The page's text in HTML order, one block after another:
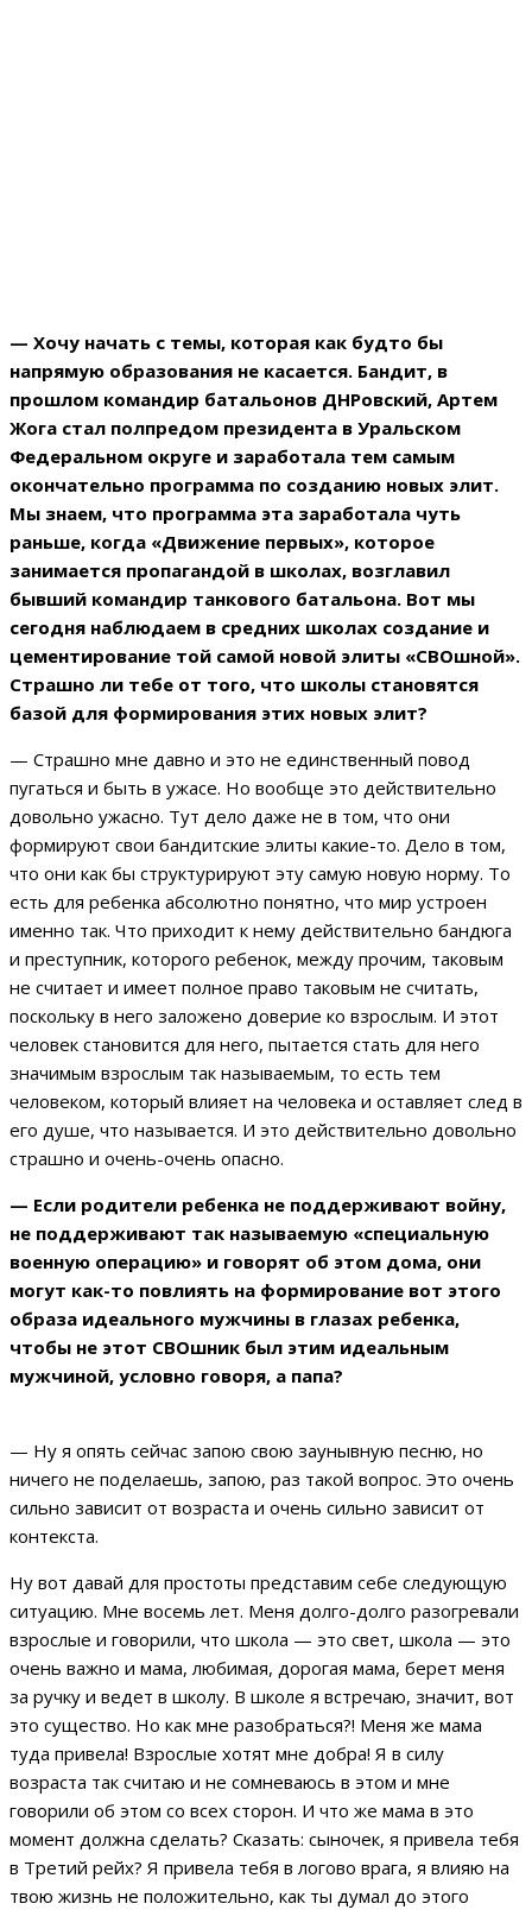
— Хочу начать с темы, которая как будто бы
напрямую образования не касается. Бандит, в
прошлом командир батальонов ДНРовский, Артем
Жога стал полпредом президента в Уральском
Федеральном округе и заработала тем самым
окончательно программа по созданию новых элит.
Мы знаем, что программа эта заработала чуть
раньше, когда «Движение первых», которое
занимается пропагандой в школах, возглавил
бывший командир танкового батальона. Вот мы
сегодня наблюдаем в средних школах создание и
цементирование той самой новой элиты «СВОшной».
Страшно ли тебе от того, что школы становятся
базой для формирования этих новых элит?
— Страшно мне давно и это не единственный повод
пугаться и быть в ужасе. Но вообще это действительно
довольно ужасно. Тут дело даже не в том, что они
формируют свои бандитские элиты какие-то. Дело в том,
что они как бы структурируют эту самую новую норму. То
есть для ребенка абсолютно понятно, что мир устроен
именно так. Что приходит к нему действительно бандюга
и преступник, которого ребенок, между прочим, таковым
не считает и имеет полное право таковым не считать,
поскольку в него заложено доверие ко взрослым. И этот
человек становится для него, пытается стать для него
значимым взрослым так называемым, то есть тем
человеком, который влияет на человека и оставляет след в
его душе, что называется. И это действительно довольно
страшно и очень-очень опасно.
— Если родители ребенка не поддерживают войну,
не поддерживают так называемую «специальную
военную операцию» и говорят об этом дома, они
могут как-то повлиять на формирование вот этого
образа идеального мужчины в глазах ребенка,
чтобы не этот СВОшник был этим идеальным
мужчиной, условно говоря, а папа?
— Ну я опять сейчас запою свою заунывную песню, но
ничего не поделаешь, запою, раз такой вопрос. Это очень
сильно зависит от возраста и очень сильно зависит от
контекста.
Ну вот давай для простоты представим себе следующую
ситуацию. Мне восемь лет. Меня долго-долго разогревали
взрослые и говорили, что школа — это свет, школа — это
очень важно и мама, любимая, дорогая мама, берет меня
за ручку и ведет в школу. В школе я встречаю, значит, вот
это существо. Но как мне разобраться?! Меня же мама
туда привела! Взрослые хотят мне добра! Я в силу
возраста так считаю и не сомневаюсь в этом и мне
говорили об этом со всех сторон. И что же мама в это
момент должна сделать? Сказать: сыночек, я привела тебя
в Третий рейх? Я привела тебя в логово врага, я влияю на
твою жизнь не положительно, как ты думал до этого